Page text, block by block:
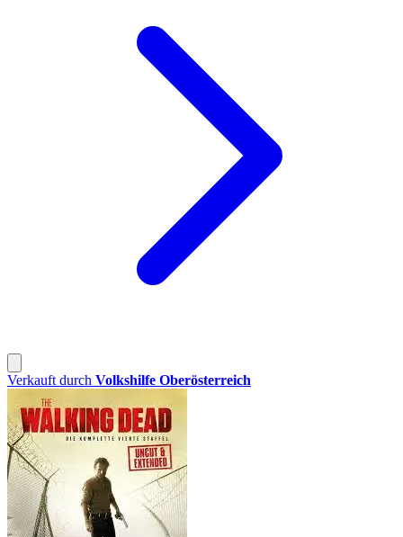
Verkauft durch Volkshilfe Oberösterreich